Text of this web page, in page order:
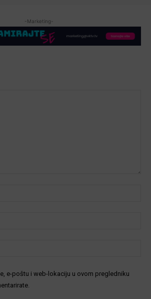
-Marketing-
e-poštu i web-lokaciju u ovom pregledniku